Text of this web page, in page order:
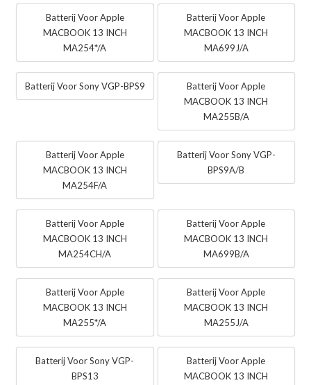
Batterij Voor Apple
MACBOOK 13 INCH
MA254*/A
Batterij Voor Apple
MACBOOK 13 INCH
MA699J/A
Batterij Voor Sony VGP-BPS9
Batterij Voor Apple
MACBOOK 13 INCH
MA255B/A
Batterij Voor Apple
MACBOOK 13 INCH
MA254F/A
Batterij Voor Sony VGP-
BPS9A/B
Batterij Voor Apple
MACBOOK 13 INCH
MA254CH/A
Batterij Voor Apple
MACBOOK 13 INCH
MA699B/A
Batterij Voor Apple
MACBOOK 13 INCH
MA255*/A
Batterij Voor Apple
MACBOOK 13 INCH
MA255J/A
Batterij Voor Sony VGP-
BPS13
Batterij Voor Apple
MACBOOK 13 INCH